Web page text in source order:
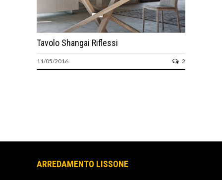
Tavolo Shangai Riflessi
11/05/2016 2
ARREDAMENTO LISSONE